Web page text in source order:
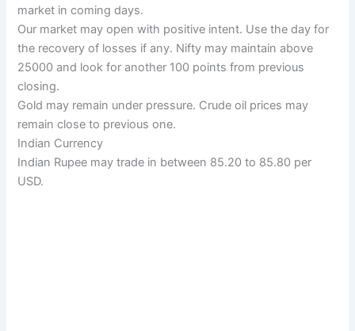
market in coming days.
Our market may open with positive intent. Use the day for
the recovery of losses if any. Nifty may maintain above
25000 and look for another 100 points from previous
closing.
Gold may remain under pressure. Crude oil prices may
remain close to previous one.
Indian Currency
Indian Rupee may trade in between 85.20 to 85.80 per
USD.